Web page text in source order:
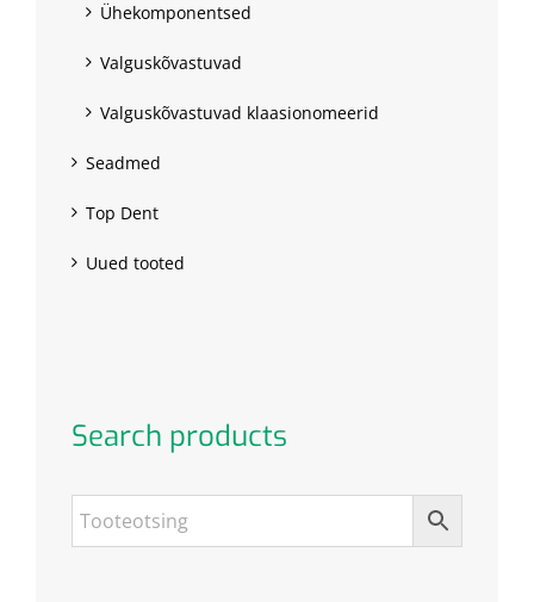
Ühekomponentsed
Valguskõvastuvad
Valguskõvastuvad klaasionomeerid
Seadmed
Top Dent
Uued tooted
Search products